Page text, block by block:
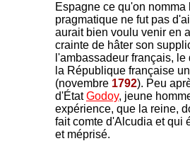
Espagne ce qu'on
pragmatique ne fut pas
aurait bien voulu venir en
crainte de hâter son
l'ambassadeur français,
la République française
(novembre 1792). Peu
d'ÉtatGodoy, jeune
expérience, que la reine,
fait comte d'Alcudia et qui
et méprisé.